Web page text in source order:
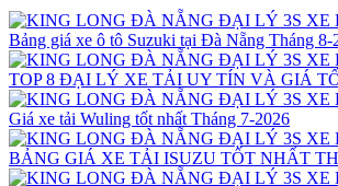
Bảng giá xe ô tô Suzuki tại Đà Nẵng Tháng 8-
TOP 8 ĐẠI LÝ XE TẢI UY TÍN VÀ GIÁ
Giá xe tải Wuling tốt nhất Tháng 7-2026
BẢNG GIÁ XE TẢI ISUZU TỐT NHẤT